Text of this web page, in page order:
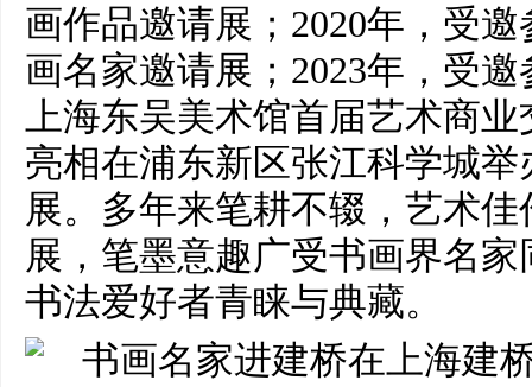
画作品邀请展；2020年，受
画名家邀请展；2023年，受
上海东吴美术馆首届艺术商业
亮相在浦东新区张江科学城
展。多年来笔耕不辍，艺术
展，笔墨意趣广受书画界名
书法爱好者青睐与典藏。